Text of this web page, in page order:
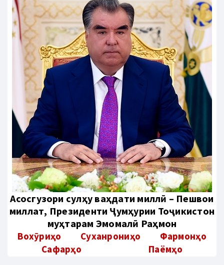
Aсосгузори сулҳу ваҳдати миллӣ – Пешвои
миллат, Президенти Ҷумҳурии Тоҷикистон
муҳтарам Эмомалӣ Раҳмон
Вохӯриҳо Суханрониҳо
Фармонҳо
Сафарҳо
Паёмҳо